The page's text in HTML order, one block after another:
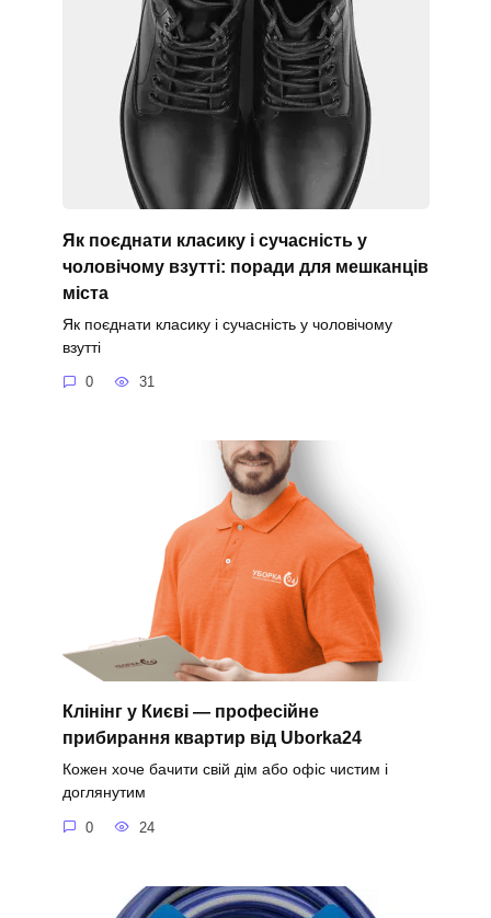
Як поєднати класику і сучасність у
чоловічому взутті: поради для мешканців
міста
Як поєднати класику і сучасність у чоловічому
взутті
0 31
Клінінг у Києві — професійне
прибирання квартир від Uborka24
Кожен хоче бачити свій дім або офіс чистим і
доглянутим
0 24